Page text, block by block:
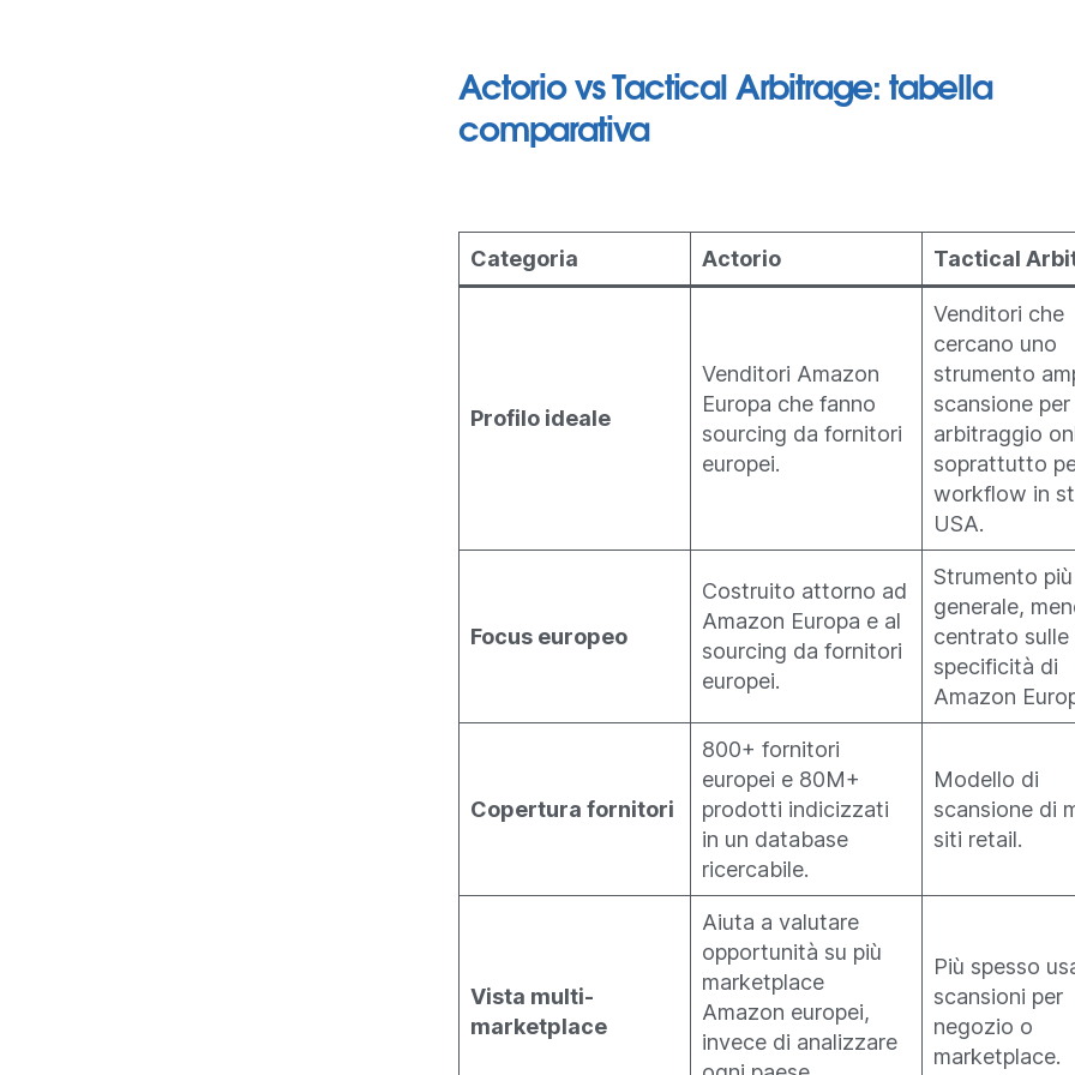
Actorio vs Tactical Arbitrage: tabella
comparativa
Categoria Actorio Tactical
Profilo ideale
Venditori Amazon
Europa che fanno
sourcing da fornitori
europei.
Venditori che
cercano uno
strumento
scansione per
arbitraggio
soprattutto
workflow in
USA.
Focus europeo
Costruito attorno ad
Amazon Europa e al
sourcing da fornitori
europei.
Strumento più
generale,
centrato sulle
specificità di
Amazon
Copertura fornitori
800+ fornitori
europei e 80M+
prodotti indicizzati
in un database
ricercabile.
Modello di
scansione di
siti retail.
Vista multi-
marketplace
Aiuta a valutare
opportunità su più
marketplace
Amazon europei,
invece di analizzare
Più spesso
scansioni per
negozio o
marketplace.